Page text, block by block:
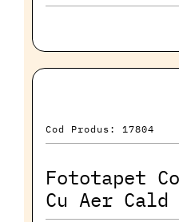
Cod Produs: 17804
Fototapet
Cu Aer